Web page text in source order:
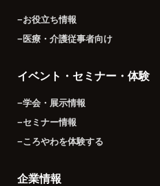
−お役立ち情報
−医療・介護従事者向け
イベント・セミナー・体験
−学会・展示情報
−セミナー情報
−ころやわを体験する
企業情報